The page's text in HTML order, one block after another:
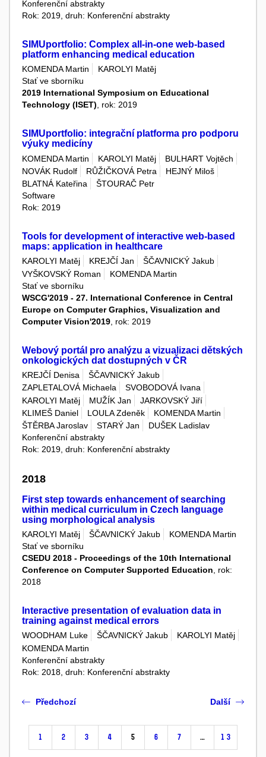
Konferenční abstrakty
Rok: 2019, druh: Konferenční abstrakty
SIMUportfolio: Complex all-in-one web-based
platform enhancing medical education
KOMENDA Martin
KAROLYI Matěj
Stať ve sborníku
2019 International Symposium on Educational
Technology (ISET), rok: 2019
SIMUportfolio: integrační platforma pro podporu
výuky medicíny
KOMENDA Martin KAROLYI Matěj
BULHART Vojtěch
NOVÁK Rudolf
RŮŽIČKOVÁ Petra
HEJNÝ Miloš
BLATNÁ Kateřina
ŠTOURAČ Petr
Software
Rok: 2019
Tools for development of interactive web-based
maps: application in healthcare
KAROLYI Matěj KREJČÍ Jan
ŠČAVNICKÝ Jakub
VYŠKOVSKÝ Roman
KOMENDA Martin
Stať ve sborníku
WSCG'2019 - 27. International Conference in Central
Europe on Computer Graphics, Visualization and
Computer Vision'2019 , rok: 2019
Webový portál pro analýzu a vizualizaci dětských
onkologických dat dostupných v ČR
KREJČÍ Denisa
ŠČAVNICKÝ Jakub
ZAPLETALOVÁ Michaela
SVOBODOVÁ Ivana
KAROLYI Matěj
MUŽÍK Jan
JARKOVSKÝ Jiří
KLIMEŠ Daniel
LOULA Zdeněk
KOMENDA Martin
ŠTĚRBA Jaroslav
STARÝ Jan
DUŠEK Ladislav
Konferenční abstrakty
Rok: 2019, druh: Konferenční abstrakty
2018
First step towards enhancement of searching
within medical curriculum in Czech language
using morphological analysis
KAROLYI Matěj ŠČAVNICKÝ Jakub
KOMENDA Martin
Stať ve sborníku
CSEDU 2018 - Proceedings of the 10th International
Conference on Computer Supported Education , rok:
2018
Interactive presentation of evaluation data in
training against medical errors
WOODHAM Luke ŠČAVNICKÝ Jakub
KAROLYI Matěj
KOMENDA Martin
Konferenční abstrakty
Rok: 2018, druh: Konferenční abstrakty
Předchozí
1 2 3 4 5 6 7 … 13
Další